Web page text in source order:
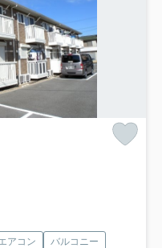
アコン
バルコニー